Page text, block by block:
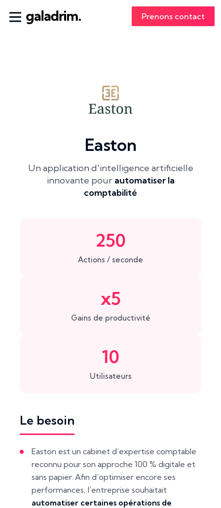
Prenons contact
Easton
Un application d'intelligence artificielle
innovante pour automatiser la
comptabilité
250
Actions / seconde
x5
Gains de productivité
10
Utilisateurs
Le besoin
Easton est un cabinet d’expertise comptable
reconnu pour son approche 100 % digitale et
sans papier. Afin d’optimiser encore ses
performances, l’entreprise souhaitait
automatiser certaines opérations de